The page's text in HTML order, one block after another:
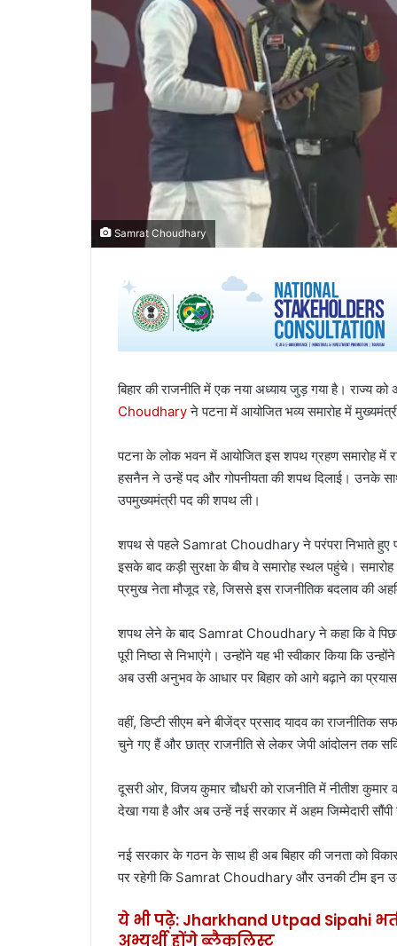
Samrat Choudhary
बिहार की राजनीति में एक नया अध्याय जुड़ गया है। राज्य
Choudharyने पटना में आयोजित भव्य समारोह में
पटना के लोक भवन में आयोजित इस शपथ ग्रहण समारोह में
हसनैनने उन्हें पद और गोपनीयता की शपथ दिलाई। उनके
उपमुख्यमंत्री पद की शपथ ली।
शपथ से पहले Samrat Choudhary ने परंपरा निभाते हुए
इसके बाद कड़ी सुरक्षा के बीच वे समारोह स्थल पहुंचे।
प्रमुख नेता मौजूद रहे, जिससे इस राजनीतिक बदलाव की
शपथ लेने के बाद Samrat Choudhary ने कहा कि वे पिछले
पूरी निष्ठा से निभाएंगे। उन्होंने यह भी स्वीकार किया कि
अब उसी अनुभव के आधार पर बिहार को आगे बढ़ाने का
वहीं, डिप्टी सीएम बने बीजेंद्र प्रसाद यादव का राजनीतिक
चुने गए हैं और छात्र राजनीति से लेकर जेपी आंदोलन तक
दूसरी ओर, विजय कुमार चौधरी को राजनीति में नीतीश
देखा गया है और अब उन्हें नई सरकार में अहम जिम्मेदारी सौंपी
नई सरकार के गठन के साथ ही अब बिहार की जनता को
पर रहेगी कि Samrat Choudhary और उनकी टीम इन
ये भी पढ़े: Jharkhand Utpad Sipahi
अभ्यर्थी होंगे ब्लैकलिस्ट